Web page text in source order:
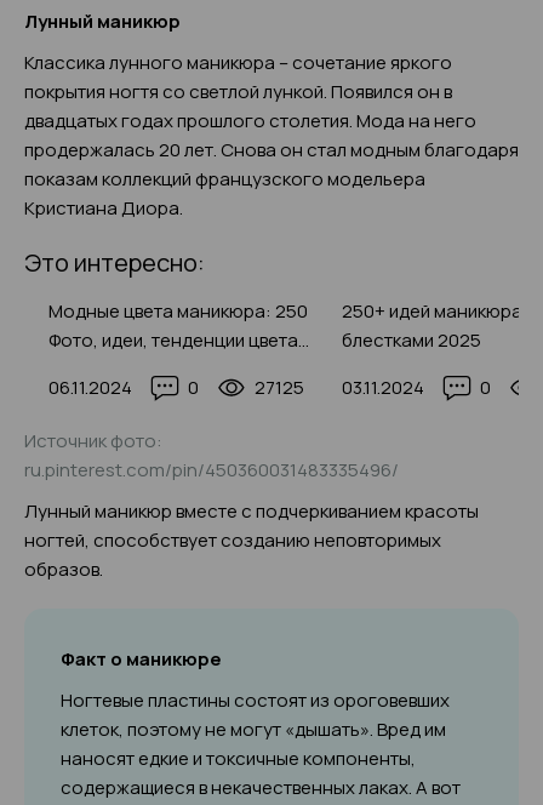
Лунный маникюр
Классика лунного маникюра – сочетание яркого
покрытия ногтя со светлой лункой. Появился он в
двадцатых годах прошлого столетия. Мода на него
продержалась 20 лет. Снова он стал модным благодаря
показам коллекций французского модельера
Кристиана Диора.
Это интересно:
Модные цвета маникюра: 250
Фото, идеи, тенденции цвета
06.11.2024 0 27125
250+ идей маникюра с
блестками 2025
03.11.2024
0
Источник фото:
ru.pinterest.com/pin/450360031483335496/
Лунный маникюр вместе с подчеркиванием красоты
ногтей, способствует созданию неповторимых
образов.
Факт о маникюре
Ногтевые пластины состоят из ороговевших
клеток, поэтому не могут «дышать». Вред им
наносят едкие и токсичные компоненты,
содержащиеся в некачественных лаках. А вот